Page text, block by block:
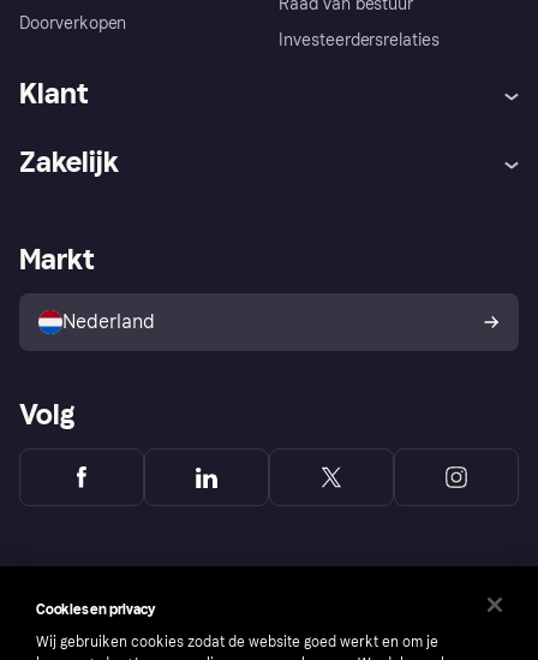
Doorverkopen
Raad van bestuur
Investeerdersrelaties
Klant
Winkeloverzicht
Kopersbescherming voor
consumenten
Zakelijk
Zakelijke login
Markt
Nederland
Volg
Cookies en privacy
Wij gebruiken cookies zodat de website goed werkt en om je